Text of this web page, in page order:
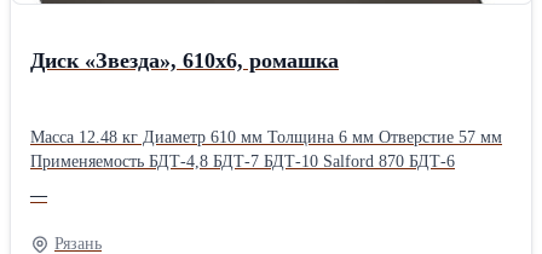
Диск «Звезда», 610х6, ромашка
Масса 12.48 кг Диаметр 610 мм Толщина 6 мм Отверстие 57 мм
Применяемость БДТ-4,8 БДТ-7 БДТ-10 Salford 870 БДТ-6
—
Рязань